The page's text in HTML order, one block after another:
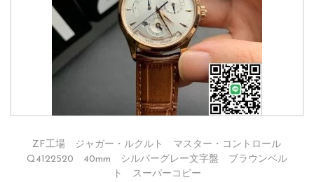
ZF工場 ジャガー・ルクルト マスター・コントロール
Q4122520 40mm シルバーグレー文字盤 ブラウンベル
ト スーパーコピー